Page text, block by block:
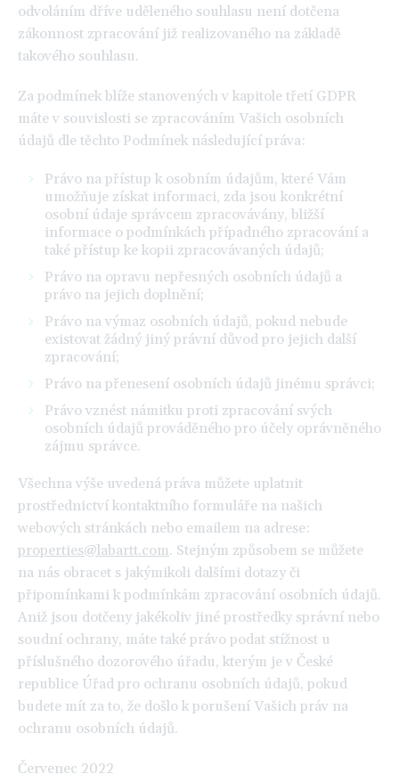
odvoláním dříve uděleného souhlasu není dotčena
zákonnost zpracování již realizovaného na základě
takového souhlasu.
Za podmínek blíže stanovených v kapitole třetí GDPR
máte v souvislosti se zpracováním Vašich osobních
údajů dle těchto Podmínek následující práva:
Právo na přístup k osobním údajům, které Vám
umožňuje získat informaci, zda jsou konkrétní
osobní údaje správcem zpracovávány, bližší
informace o podmínkách případného zpracování a
také přístup ke kopii zpracovávaných údajů;
Právo na opravu nepřesných osobních údajů a
právo na jejich doplnění;
Právo na výmaz osobních údajů, pokud nebude
existovat žádný jiný právní důvod pro jejich další
zpracování;
Právo na přenesení osobních údajů jinému správci;
Právo vznést námitku proti zpracování svých
osobních údajů prováděného pro účely oprávněného
zájmu správce.
Všechna výše uvedená práva můžete uplatnit
prostřednictví kontaktního formuláře na našich
webových stránkách nebo emailem na adrese:
properties@labartt.com. Stejným způsobem se můžete
na nás obracet s jakýmikoli dalšími dotazy či
připomínkami k podmínkám zpracování osobních údajů.
Aniž jsou dotčeny jakékoliv jiné prostředky správní nebo
soudní ochrany, máte také právo podat stížnost u
příslušného dozorového úřadu, kterým je v České
republice Úřad pro ochranu osobních údajů, pokud
budete mít za to, že došlo k porušení Vašich práv na
ochranu osobních údajů.
Červenec 2022